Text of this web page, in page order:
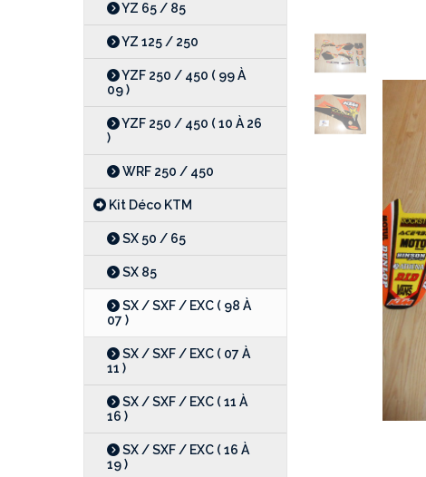
YZ 65 / 85
YZ 125 / 250
YZF 250 / 450 ( 99 À
09 )
YZF 250 / 450 ( 10 À 26
)
WRF 250 / 450
Kit Déco KTM
SX 50 / 65
SX 85
SX / SXF / EXC ( 98 À
07 )
SX / SXF / EXC ( 07 À
11 )
SX / SXF / EXC ( 11 À
16 )
SX / SXF / EXC ( 16 À
19 )